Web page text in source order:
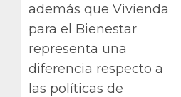
además que Vivienda
para el Bienestar
representa una
diferencia respecto a
las políticas de